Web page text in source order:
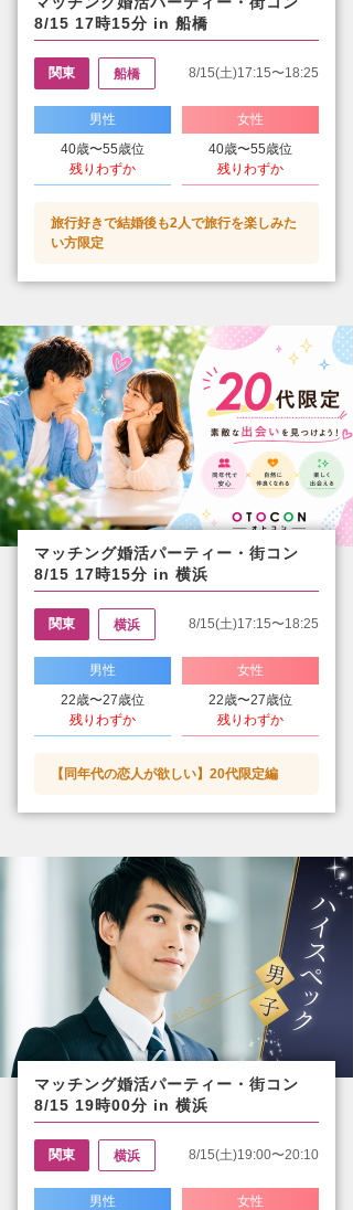
8/15 17時15分 in 船橋
関東 船橋 8/15(土)17:15〜18:25
男性
40歳〜55歳位
残りわずか
女性
40歳〜55歳位
残りわずか
旅行好きで結婚後も2人で旅行を楽しみた
い方限定
マッチング婚活パーティー・街コン
8/15 17時15分 in 横浜
関東 横浜 8/15(土)17:15〜18:25
男性
22歳〜27歳位
残りわずか
女性
22歳〜27歳位
残りわずか
【同年代の恋人が欲しい】20代限定編
マッチング婚活パーティー・街コン
8/15 19時00分 in 横浜
関東 横浜 8/15(土)19:00〜20:10
男性
女性